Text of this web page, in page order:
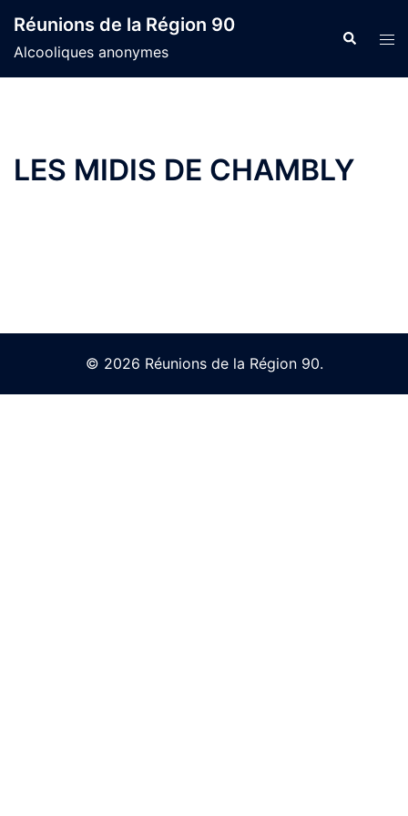
content
Réunions de la Région 90
Alcooliques anonymes
Search
LES MIDIS DE CHAMBLY
© 2026 Réunions de la Région 90.